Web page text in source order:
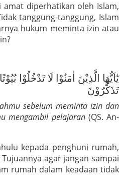
diperhatikan oleh Islam,
tanggung-tanggung, Islam
hukum meminta izin atau
يٰٓاَيُّهَا الَّذِيْنَ اٰمَنُوْا لَا
تَذَكَّرُوْنَ
sebelum meminta izin dan
mengambil pelajaran(QS. An-
kepada penghuni rumah,
agar jangan sampai
rumah dalam keadaan tidak